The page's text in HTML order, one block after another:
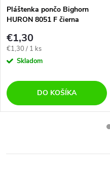
Pláštenka pončo Bighorn
HURON 8051 F čierna
€1,30
Jednotková
cena:
€1,30 / 1 ks
Skladom
DO KOŠÍKA